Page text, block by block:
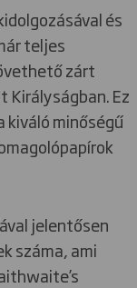
és
teljes
zárt
Királyságban. Ez
minőségű
jelentősen
száma, ami